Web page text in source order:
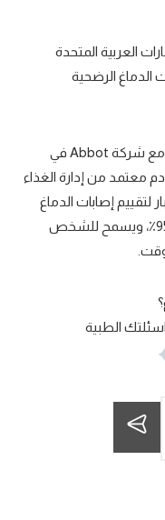
العربية المتحدة
الدماغ الرضحية
ويعد هذا الاختبار، الذي تم إصداره بالتعاون مع شركة Abbot في
دم معتمد من إدارة الغذاء
لتقييم إصابات الدماغ
؜، ويسمح للشخص
الطبية